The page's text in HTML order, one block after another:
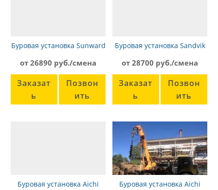
Буровая установка Sunward
от 26890 руб./смена
Заказат
ь
Позвон
ить
Буровая установка Sandvik
от 28700 руб./смена
Заказат
ь
Позвон
ить
Буровая установка Aichi
Буровая установка Aichi